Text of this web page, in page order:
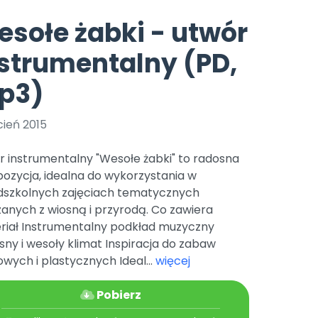
Archiwalne numery
Pomoc
Nowości
czerwca 2024 r. uzyskała
Online.
Bliżej Pieska
Pomoc zwierzętom
Książka (dla) Przedszkolaka
Promowanie czytelnictwa
TikTok
Zobacz nas na TikToku
YouTube
Filmy edukacyjne
żabki - utwór
(PD,
2015
instrumentalny "Wesołe żabki" to radosna
idealna do wykorzystania w
zajęciach tematycznych
z wiosną i przyrodą. Co zawiera
Instrumentalny podkład muzyczny
i wesoły klimat Inspiracja do zabaw
i plastycznych Ideal... więcej
Pobierz